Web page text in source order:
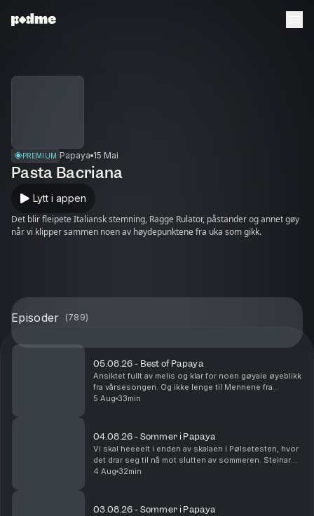
PREMIUM Papaya 15 Mai
Pasta Bacriana
Lytt i appen
Det blir fleipete Italiansk stemning, Ragge Rulator, påstander og annet gøy
når vi klipper sammen noen av høydepunktene fra uka som gikk.
Episoder (789)
05.08.26 - Best of Papaya
Ansiktet fullt av melis og klar for noen gøyale øyeblikk
fra vårsesongen. Og ikke lenge til Mennene fra
Viennene er tilbake i sesong nå!
5 Aug 33min
04.08.26 - Sommer i Papaya
Vi skal heeeelt i enden av skalaen i Pølsetesten, hvor
det drar seg til nå mot slutten av sommeren. Steinar
kjører Route 66 og blir nesten drept. Det er
4 Aug 32min
03.08.26 - Sommer i Papaya